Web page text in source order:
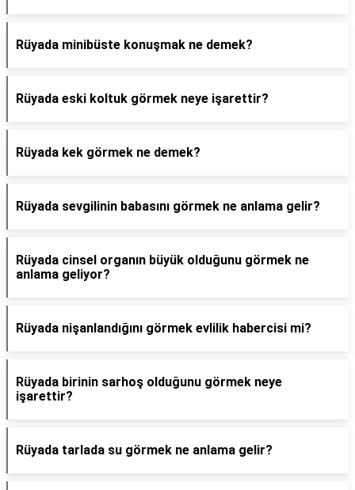
Rüyada minibüste konuşmak ne demek?
Rüyada eski koltuk görmek neye işarettir?
Rüyada kek görmek ne demek?
Rüyada sevgilinin babasını görmek ne anlama gelir?
Rüyada cinsel organın büyük olduğunu görmek ne
anlama geliyor?
Rüyada nişanlandığını görmek evlilik habercisi mi?
Rüyada birinin sarhoş olduğunu görmek neye
işarettir?
Rüyada tarlada su görmek ne anlama gelir?